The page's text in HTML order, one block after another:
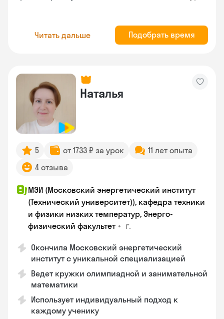
Читать дальше Подобрать время
Наталья
5 от 1733 ₽ за урок
11 лет опыта
4 отзыва
МЭИ (Московский энергетический институт
(Технический университет)), кафедра техники
и физики низких температур, Энерго-
физический факультет • г.
Окончила Московский энергетический
институт с уникальной специализацией
Ведет кружки олимпиадной и занимательной
математики
Использует индивидуальный подход к
каждому ученику